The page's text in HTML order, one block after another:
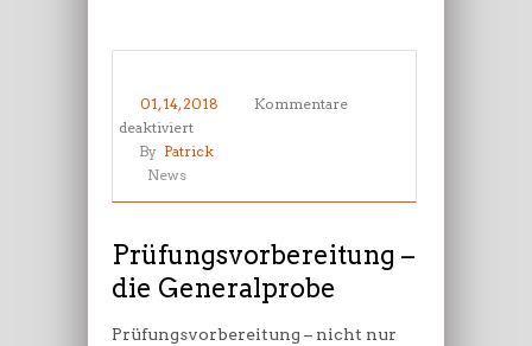
01, 14, 2018
Kommentare
deaktiviertfür
Prüfungsvorbereitung
die
By Patrick
News
Prüfungsvorbereitung –
die Generalprobe
Prüfungsvorbereitung – nicht nur